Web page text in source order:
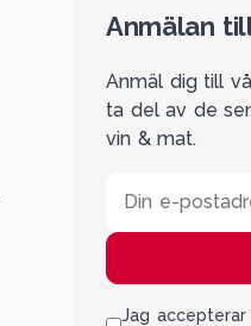
Anmälan
Anmäl dig till
ta del av de
vin & mat.
Din e-
Jag accepterar